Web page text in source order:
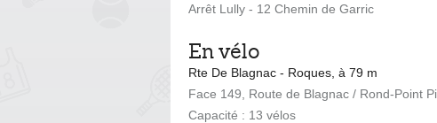
Arrêt Lully - 12 Chemin de Garric
En vélo
Rte De Blagnac - Roques, à 79 m
Face 149, Route de Blagnac / Rond-Point
Capacité : 13 vélos